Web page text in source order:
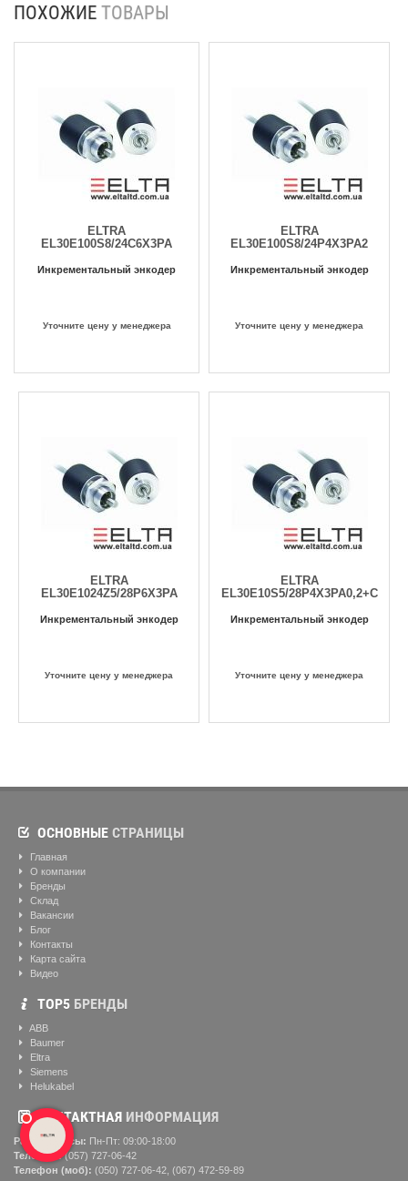
ПОХОЖИЕ ТОВАРЫ
ELTRA
EL30E100S8/24C6X3PA
Инкрементальный энкодер
Уточните цену у менеджера
ELTRA
EL30E100S8/24P4X3PA2
Инкрементальный энкодер
Уточните цену у менеджера
ELTRA
EL30E1024Z5/28P6X3PA
Инкрементальный энкодер
Уточните цену у менеджера
ELTRA
EL30E10S5/28P4X3PA0,2+C
Инкрементальный энкодер
Уточните цену у менеджера
ОСНОВНЫЕ СТРАНИЦЫ
Главная
О компании
Бренды
Склад
Вакансии
Блог
Контакты
Карта сайта
Видео
ТОР5 БРЕНДЫ
ABB
Baumer
Eltra
Siemens
Helukabel
КОНТАКТНАЯ ИНФОРМАЦИЯ
Рабочие часы: Пн-Пт: 09:00-18:00
Телефон:(057) ‎727-06-42
Телефон (моб): (050) 727-06-42, (067) 472-59-89